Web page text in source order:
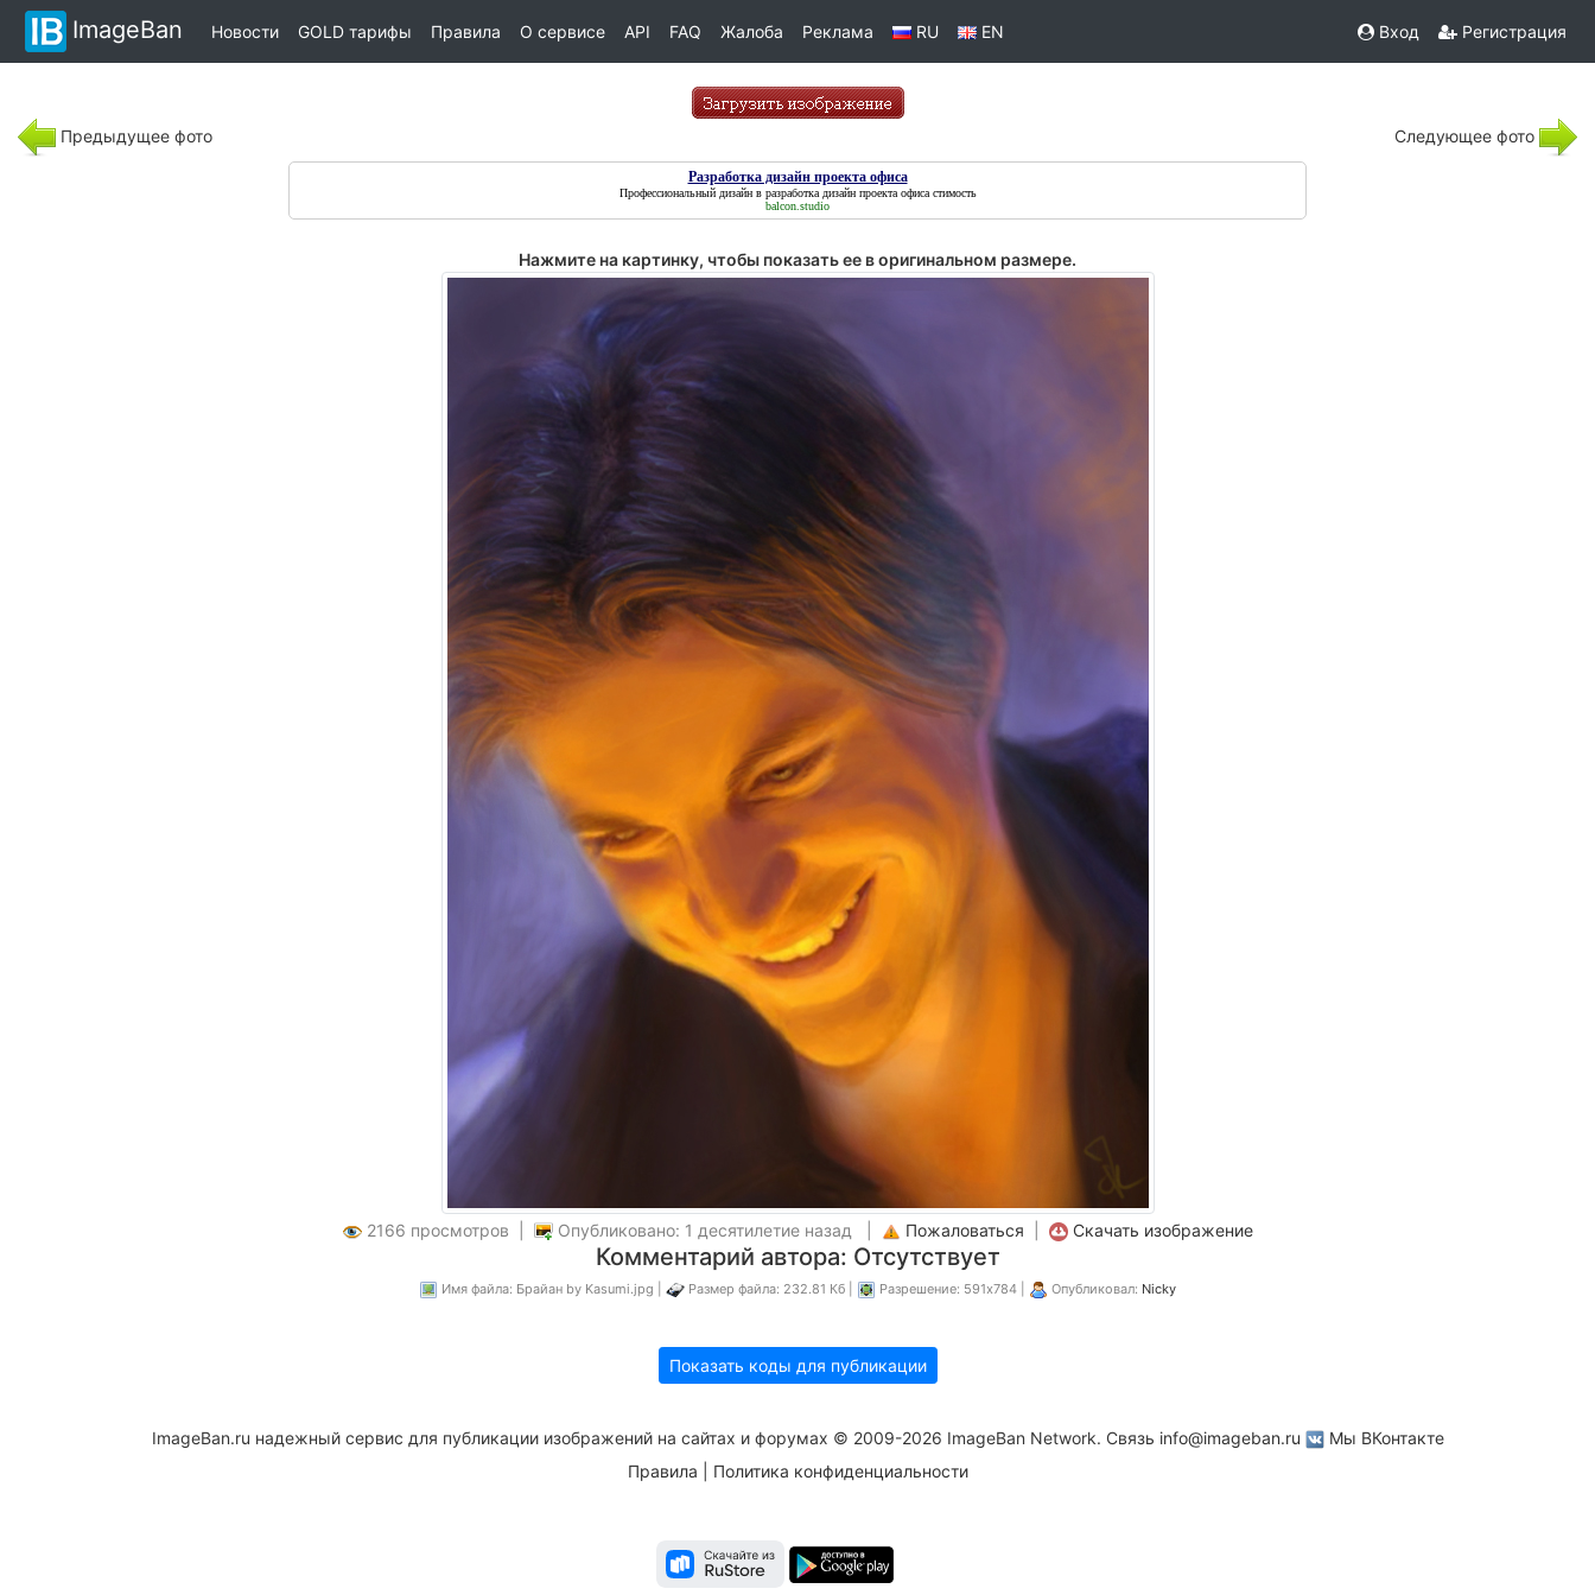
ImageBan Новости GOLD тарифы Правила О сервисе API FAQ Жалоба Реклама RU EN Вход Регистрация
Предыдущее фото Следующее фото
Разработка дизайн проекта офиса
Профессиональный дизайн в разработка дизайн проекта офисастимость
balcon.studio
Нажмите на картинку, чтобы показать ее в оригинальном размере.
2166 просмотров | Опубликовано: 1 десятилетие назад | Пожаловаться Скачать изображение
Комментарий автора: Отсутствует
Имя файла: Брайан by Kasumi.jpg | Размер файла: 232.81 Кб | Разрешение: 591x784 | Опубликовал: Nicky
Показать коды для публикации
ImageBan.ru надежный сервис для публикации изображений на сайтах и форумах © 2009-2026 ImageBan Network. Связь info@imageban.ru
Мы ВКонтакте
Правила
Политика конфиденциальности